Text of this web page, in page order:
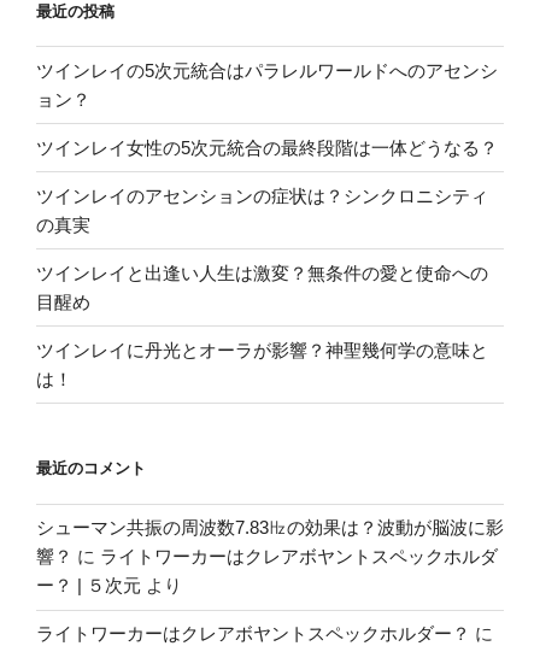
最近の投稿
ツインレイの5次元統合はパラレルワールドへのアセンシ
ョン？
ツインレイ女性の5次元統合の最終段階は一体どうなる？
ツインレイのアセンションの症状は？シンクロニシティ
の真実
ツインレイと出逢い人生は激変？無条件の愛と使命への
目醒め
ツインレイに丹光とオーラが影響？神聖幾何学の意味と
は！
最近のコメント
シューマン共振の周波数7.83㎐の効果は？波動が脳波に影
響？ に ライトワーカーはクレアボヤントスペックホルダ
ー？ | ５次元 より
ライトワーカーはクレアボヤントスペックホルダー？ に